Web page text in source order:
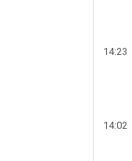
14:23
14:02